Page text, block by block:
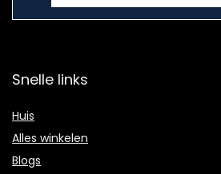
Snelle links
Huis
Alles winkelen
Blogs